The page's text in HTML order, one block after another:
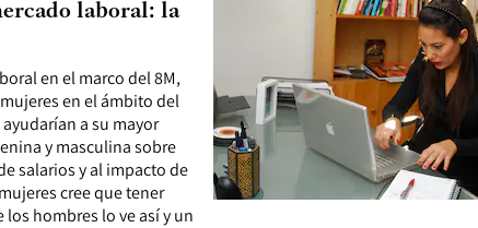
en el marco del 8M,
en el ámbito del
a su mayor
y masculina sobre
salarios y al impacto de
cree que tener
hombres lo ve así y un
laboral: la